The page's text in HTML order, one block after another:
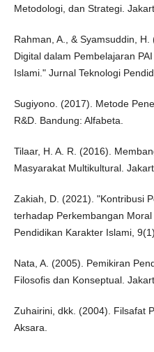
Metodologi, dan Strategi.
Rahman, A., & Syamsuddin,
Digital dalam Pembelajaran
Islami." Jurnal Teknologi
Sugiyono. (2017). Metode
R&D. Bandung: Alfabeta.
Tilaar, H. A. R. (2016).
Masyarakat Multikultural.
Zakiah, D. (2021). "Kontribusi
terhadap Perkembangan
Pendidikan Karakter Islami,
Nata, A. (2005). Pemikiran
Filosofis dan Konseptual.
Zuhairini, dkk. (2004). Filsafat
Aksara.